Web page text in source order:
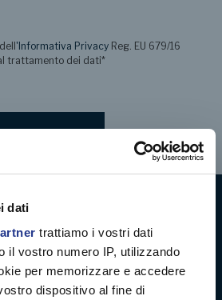
dati
trattiamo i vostri dati
il vostro numero IP, utilizzando
per memorizzare e accedere
dispositivo al fine di
'Informativa Privacy Reg. EU 679/16
trattamento dei dati*
decoration
signage